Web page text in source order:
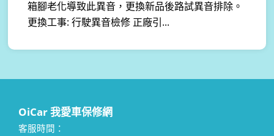
箱腳老化導致此異音，更換新品後路試異音排除。
更換工事: 行駛異音檢修 正廠引...
OiCar 我愛車保修網
客服時間：